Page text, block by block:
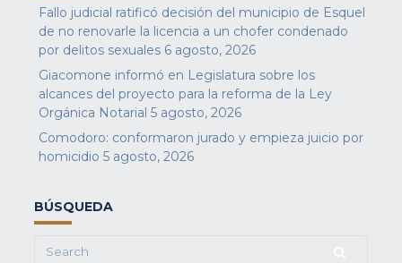
Fallo judicial ratificó decisión del municipio de Esquel
de no renovarle la licencia a un chofer condenado
por delitos sexuales 6 agosto, 2026
Giacomone informó en Legislatura sobre los
alcances del proyecto para la reforma de la Ley
Orgánica Notarial 5 agosto, 2026
Comodoro: conformaron jurado y empieza juicio por
homicidio 5 agosto, 2026
BÚSQUEDA
Search